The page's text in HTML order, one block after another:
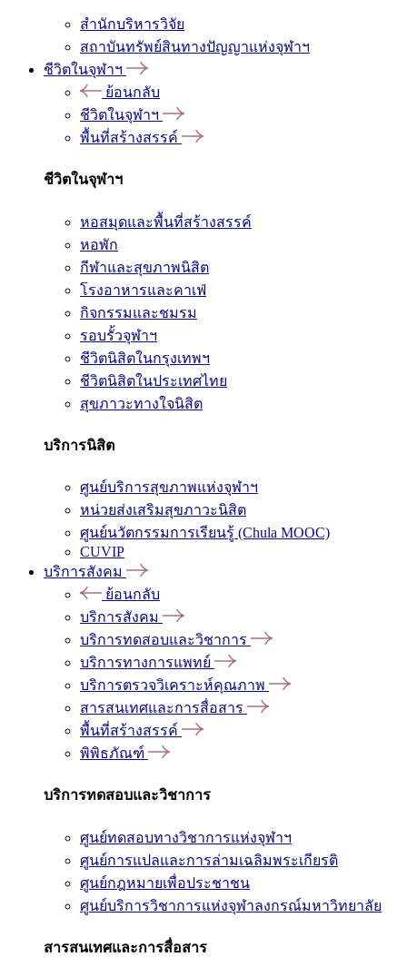
สำนักบริหารวิจัย
สถาบันทรัพย์สินทางปัญญาแห่งจุฬาฯ
ชีวิตในจุฬาฯ
ย้อนกลับ
ชีวิตในจุฬาฯ
พื้นที่สร้างสรรค์
ชีวิตในจุฬาฯ
หอสมุดและพื้นที่สร้างสรรค์
หอพัก
กีฬาและสุขภาพนิสิต
โรงอาหารและคาเฟ่
กิจกรรมและชมรม
รอบรั้วจุฬาฯ
ชีวิตนิสิตในกรุงเทพฯ
ชีวิตนิสิตในประเทศไทย
สุขภาวะทางใจนิสิต
บริการนิสิต
ศูนย์บริการสุขภาพแห่งจุฬาฯ
หน่วยส่งเสริมสุขภาวะนิสิต
ศูนย์นวัตกรรมการเรียนรู้ (Chula MOOC)
CUVIP
บริการสังคม
ย้อนกลับ
บริการสังคม
บริการทดสอบและวิชาการ
บริการทางการแพทย์
บริการตรวจวิเคราะห์คุณภาพ
สารสนเทศและการสื่อสาร
พื้นที่สร้างสรรค์
พิพิธภัณฑ์
บริการทดสอบและวิชาการ
ศูนย์ทดสอบทางวิชาการแห่งจุฬาฯ
ศูนย์การแปลและการล่ามเฉลิมพระเกียรติ
ศูนย์กฎหมายเพื่อประชาชน
ศูนย์บริการวิชาการแห่งจุฬาลงกรณ์มหาวิทยาลัย
สารสนเทศและการสื่อสาร